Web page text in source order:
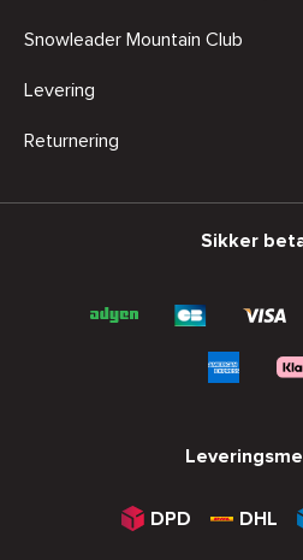
Snowleader Mountain Club
Levering
Returnering
Sikker
DPD DHL